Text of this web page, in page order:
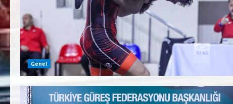
Genel